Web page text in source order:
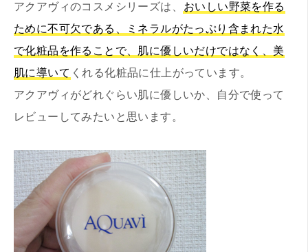
アクアヴィのコスメシリーズは、
おいしい野菜を作る
ために不可欠である、ミネラルがたっぷり含まれた水
で化粧品を作ることで、肌に優しいだけではなく、美
肌に導いて くれる化粧品に仕上がっています。
アクアヴィがどれぐらい肌に優しいか、自分で使って
レビューしてみたいと思います。